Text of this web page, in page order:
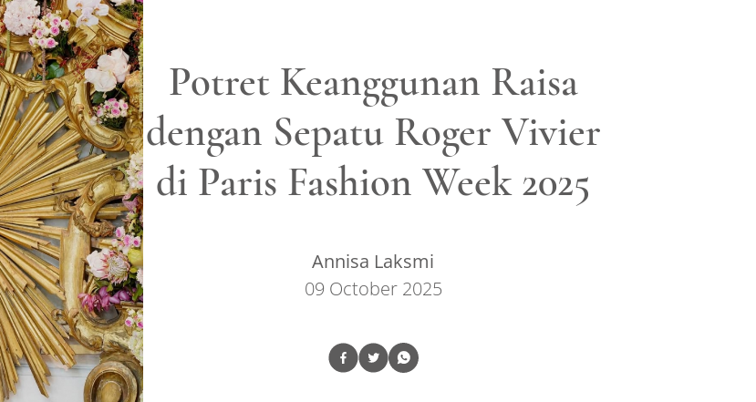
Potret Keanggunan Raisa
dengan Sepatu Roger Vivier
di Paris Fashion Week 2025
Annisa Laksmi
09 October 2025